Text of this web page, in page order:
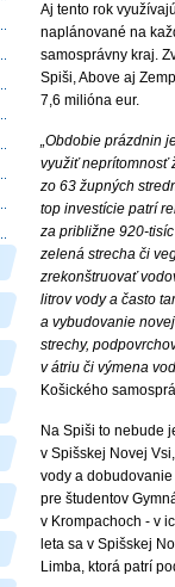
Aj tento rok
naplánované na
samosprávny kraj.
Spiši, Above aj
7,6 milióna eur.
„Obdobie prázdnin
využiť neprítomnosť
zo 63 župných
top investície patrí
za približne 920-
zelená strecha či
zrekonštruovať
litrov vody a často
a vybudovanie
strechy,
v átriu či výmena
Košického
Na Spiši to nebude
v Spišskej Novej
vody a
pre študentov
v Krompachoch - v
leta sa v Spišskej
Limba, ktorá patrí